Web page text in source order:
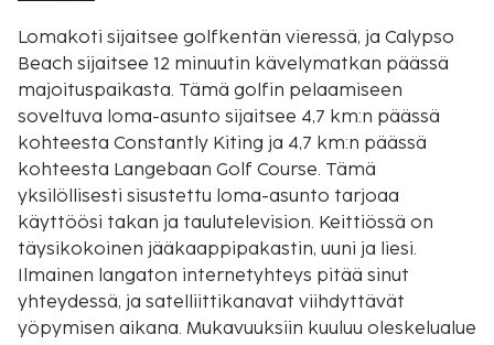
Lomakoti sijaitsee golfkentän vieressä, ja Calypso
Beach sijaitsee 12 minuutin kävelymatkan päässä
majoituspaikasta. Tämä golfin pelaamiseen
soveltuva loma-asunto sijaitsee 4,7 km:n päässä
kohteesta Constantly Kiting ja 4,7 km:n päässä
kohteesta Langebaan Golf Course. Tämä
yksilöllisesti sisustettu loma-asunto tarjoaa
käyttöösi takan ja taulutelevision. Keittiössä on
täysikokoinen jääkaappipakastin, uuni ja liesi.
Ilmainen langaton internetyhteys pitää sinut
yhteydessä, ja satelliittikanavat viihdyttävät
yöpymisen aikana. Mukavuuksiin kuuluu oleskelualue